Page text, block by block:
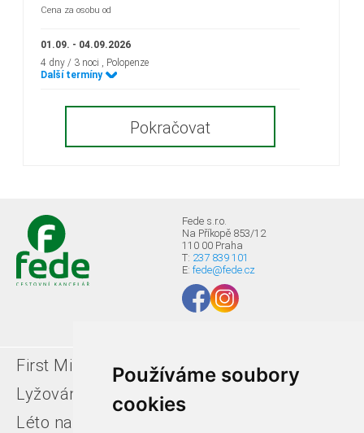
Používáme soubory
cookies
Cena za osobu od
01.09. - 04.09.2026
4 dny / 3 noci , Polopenze
Další termíny
Pokračovat
Fede s.r.o.
Na Příkopě 853/12
110 00 Praha
T: 237 839 101
E: fede@fede.cz
First Minute
Last minute
Lyžování v Itálii
Léto na horách